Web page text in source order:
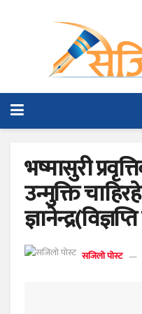
भष्मासुरी
उन्मुक्ति
सजिलो पोस्ट